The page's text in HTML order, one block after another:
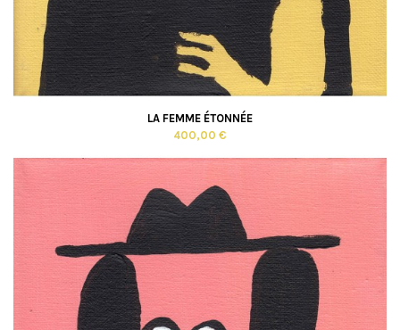
LA FEMME ÉTONNÉE
400,00 €